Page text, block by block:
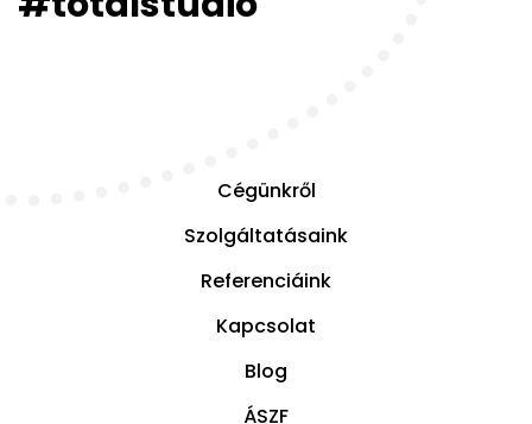
Cégünkről
Szolgáltatásaink
Referenciáink
Kapcsolat
Blog
ÁSZF